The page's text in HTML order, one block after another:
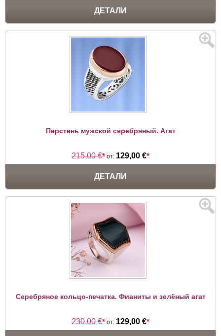
ДЕТАЛИ
Перстень мужской серебряный. Агат
215,00 €* от: 129,00 €*
ДЕТАЛИ
Серебряное кольцо-печатка. Фианиты и зелёный агат
230,00 €* от: 129,00 €*